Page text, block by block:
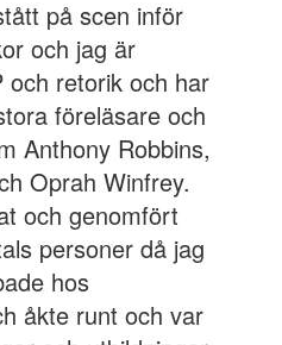
på scen inför
och jag är
och retorik och har
föreläsare och
Anthony Robbins,
Oprah Winfrey.
och genomfört
personer då jag
hos
åkte runt och var